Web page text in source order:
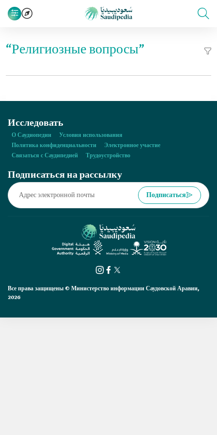
“Религиозные вопросы”
Исследовать
О Саудиопедии
Условия использования
Политика конфиденциальности
Электронное участие
Связаться с Саудипедией
Трудоустройство
Подписаться на рассылку
Подписаться
Все права защищены © Министерство информации Саудовской Аравии,
2026